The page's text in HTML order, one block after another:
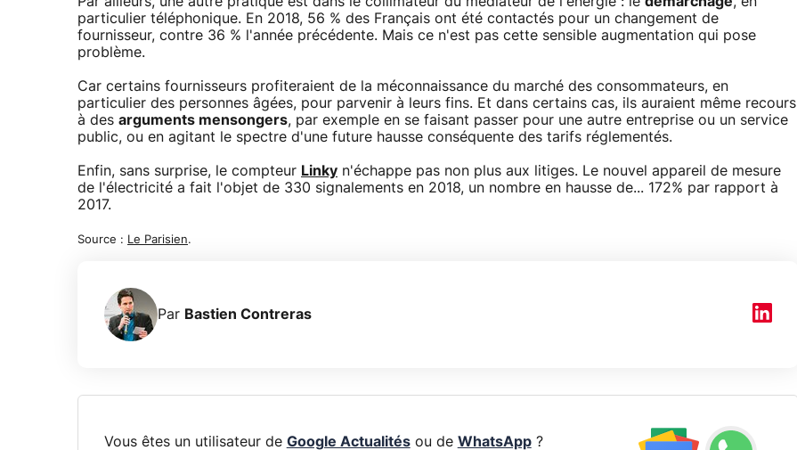
particulier téléphonique. En 2018, 56 % des Français ont été contactés pour un changement de
fournisseur, contre 36 % l'année précédente. Mais ce n'est pas cette sensible augmentation qui pose
problème.
Car certains fournisseurs profiteraient de la méconnaissance du marché des consommateurs, en
particulier des personnes âgées, pour parvenir à leurs fins. Et dans certains cas, ils auraient même recours
à des arguments mensongers, par exemple en se faisant passer pour une autre entreprise ou un service
public, ou en agitant le spectre d'une future hausse conséquente des tarifs réglementés.
Enfin, sans surprise, le compteur Linky n'échappe pas non plus aux litiges. Le nouvel appareil de mesure
de l'électricité a fait l'objet de 330 signalements en 2018, un nombre en hausse de... 172% par rapport à
2017.
Source : Le Parisien.
Par Bastien Contreras
Vous êtes un utilisateur de Google Actualitésou de WhatsApp?